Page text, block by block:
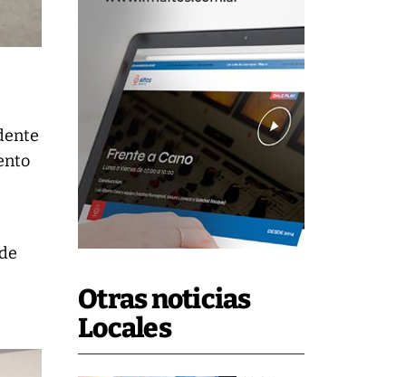
Otras noticias
Locales